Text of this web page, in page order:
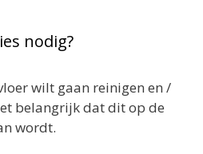
nodig?
wilt gaan reinigen en /
belangrijk dat dit op de
wordt.